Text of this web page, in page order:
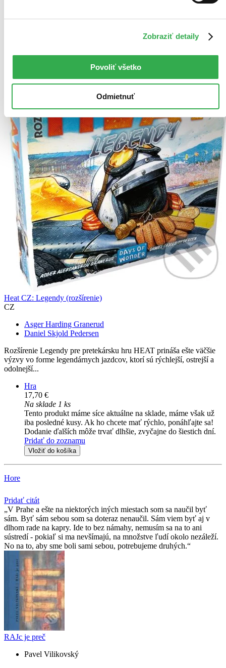
Zobraziť detaily
Povoliť všetko
Odmietnuť
Pridať do zoznamu
Heat CZ: Legendy (rozšírenie)
CZ
Asger Harding Granerud
Daniel Skjold Pedersen
Rozšírenie Legendy pre pretekársku hru HEAT prináša ešte väčšie
výzvy vo forme legendárnych jazdcov, ktorí sú rýchlejší, ostrejší a
odolnejší...
Hra
17,70 €
Na sklade 1 ks
Tento produkt máme síce aktuálne na sklade, máme však už
iba posledné kusy. Ak ho chcete mať rýchlo, ponáhľajte sa!
Dodanie ďalších môže trvať dlhšie, zvyčajne do šiestich dní.
Pridať do zoznamu
Vložiť do košíka
Hore
Pridať citát
V Prahe a ešte na niektorých iných miestach som sa naučil byť
sám. Byť sám sebou som sa doteraz nenaučil. Sám viem byť aj v
dlhom rade na kapry. Ide to bez námahy, nemusím sa na to ani
sústredí - pokiaľ si ma nevšímajú, na množstve ľudí okolo nezáleží.
No na to, aby sme boli sami sebou, potrebujeme druhých.
RAJc je preč
Pavel Vilikovský